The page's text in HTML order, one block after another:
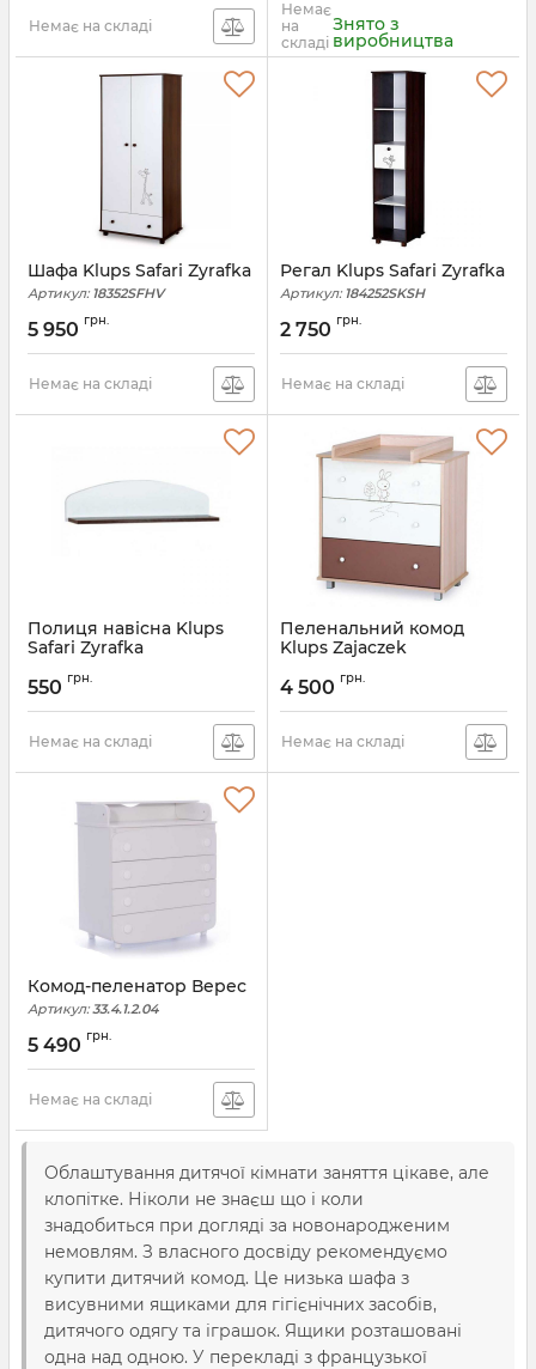
Немає на складі
Немає
на
складі
Знято з
виробництва
Шафа Klups Safari Zyrafka
Артикул:18352SFHV
5 950 грн.
Немає на складі
Регал Klups Safari Zyrafka
Артикул:184252SKSH
2 750 грн.
Немає на складі
Полиця навісна Klups
Safari Zyrafka
550 грн.
Немає на складі
Пеленальний комод
Klups Zajaczek
4 500 грн.
Немає на складі
Комод-пеленатор Верес
Артикул:33.4.1.2.04
5 490 грн.
Немає на складі
Облаштування дитячої кімнати заняття цікаве, але
клопітке. Ніколи не знаєш що і коли
знадобиться при догляді за новонародженим
немовлям. З власного досвіду рекомендуємо
купити дитячий комод. Це низька шафа з
висувними ящиками для гігієнічних засобів,
дитячого одягу та іграшок. Ящики розташовані
одна над одною. У перекладі з французької